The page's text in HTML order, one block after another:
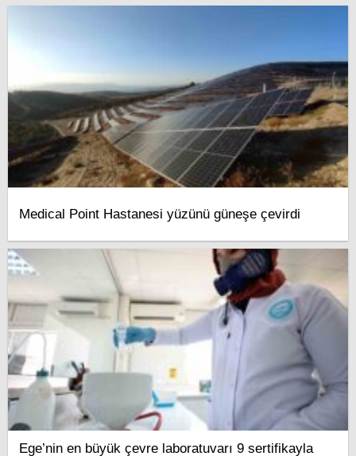
Medical Point Hastanesi yüzünü güneşe çevirdi
Ege’nin en büyük çevre laboratuvarı 9 sertifikayla